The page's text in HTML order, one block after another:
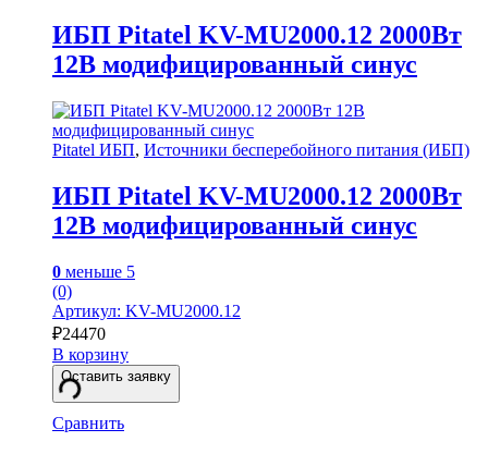
ИБП Pitatel KV-MU2000.12 2000Вт
12В модифицированный синус
Pitatel ИБП, Источники бесперебойного питания (ИБП)
ИБП Pitatel KV-MU2000.12 2000Вт
12В модифицированный синус
0 меньше 5
(0)
Артикул: KV-MU2000.12
₽24470
В корзину
Оставить заявку
Сравнить